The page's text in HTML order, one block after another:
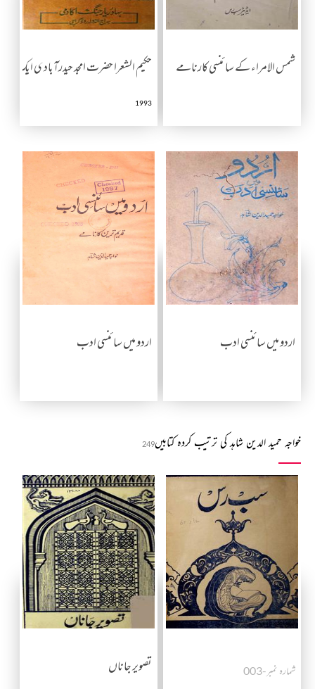
شمس الامراء کے سائنسی کارنامے حکیم الشعرا حضرت امجد حیدرآبادی ایک
1993
اردو میں سائنسی ادب اردو میں سائنسی ادب
خواجہ حمید الدین شاہد کی ترتیب کردہ کتابیں249
شمارہ نمبر-003 تصویر جاناں